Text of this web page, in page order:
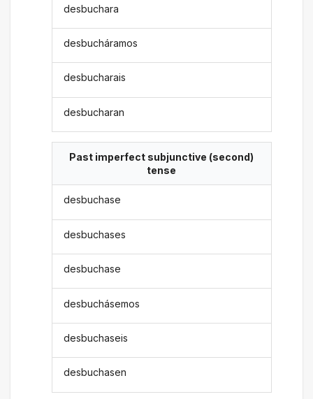
desbuchara
desbucháramos
desbucharais
desbucharan
Past imperfect subjunctive (second)
tense
desbuchase
desbuchases
desbuchase
desbuchásemos
desbuchaseis
desbuchasen